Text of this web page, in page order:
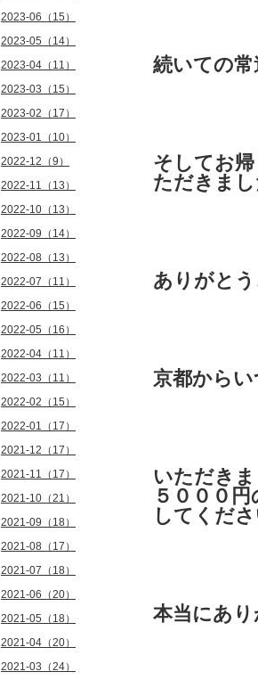
続いての
そしてお
ただきま
ありがと
京都から
いただき
５０００
してくだ
本当にあ
2023-06（15）
2023-05（14）
2023-04（11）
2023-03（15）
2023-02（17）
2023-01（10）
2022-12（9）
2022-11（13）
2022-10（13）
2022-09（14）
2022-08（13）
2022-07（11）
2022-06（15）
2022-05（16）
2022-04（11）
2022-03（11）
2022-02（15）
2022-01（17）
2021-12（17）
2021-11（17）
2021-10（21）
2021-09（18）
2021-08（17）
2021-07（18）
2021-06（20）
2021-05（18）
2021-04（20）
2021-03（24）